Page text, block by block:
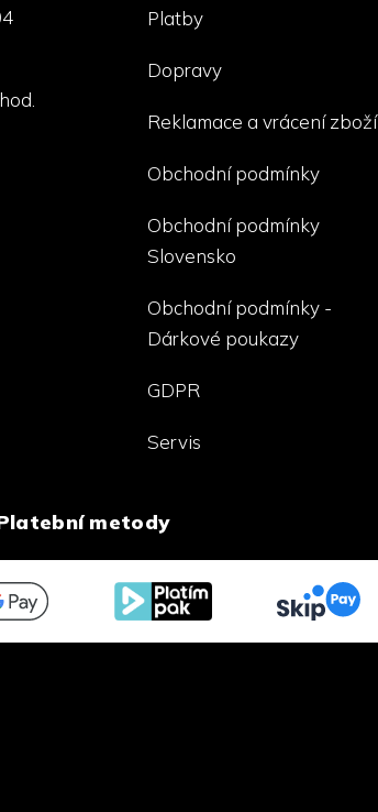
Platby
Dopravy
Reklamace a vrácení zboží
Obchodní podmínky
Obchodní podmínky
Slovensko
Obchodní podmínky -
Dárkové poukazy
GDPR
Servis
metody